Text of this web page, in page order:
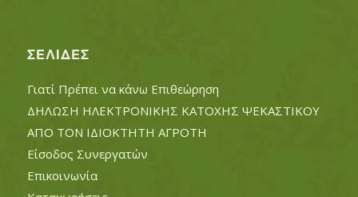
ΣΕΛΊΔΕΣ
Γιατί Πρέπει να κάνω Επιθεώρηση
ΔΗΛΩΣΗ ΗΛΕΚΤΡΟΝΙΚΗΣ ΚΑΤΟΧΗΣ ΨΕΚΑΣΤΙΚΟΥ
ΑΠΟ ΤΟΝ ΙΔΙΟΚΤΗΤΗ ΑΓΡΟΤΗ
Είσοδος Συνεργατών
Επικοινωνία